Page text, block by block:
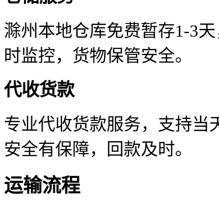
滁州本地仓库免费暂存1-3
时监控，货物保管安全。
代收货款
专业代收货款服务，支持当
安全有保障，回款及时。
运输流程